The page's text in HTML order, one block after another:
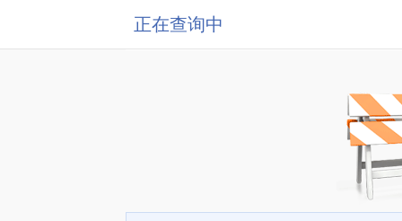
正在查询中